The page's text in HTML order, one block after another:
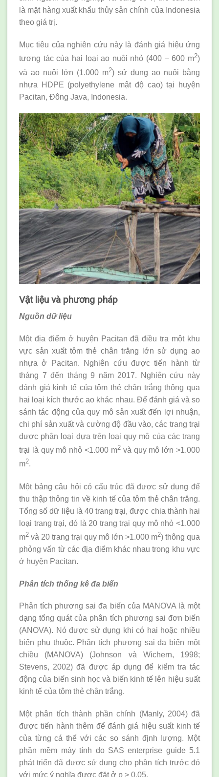
là mặt hàng xuất khẩu thủy sản chính của Indonesia
theo giá trị.
Mục tiêu của nghiên cứu này là đánh giá hiệu ứng
tương tác của hai loại ao nuôi nhỏ (400 – 600 m2)
và ao nuôi lớn (1.000 m2) sử dụng ao nuôi bằng
nhựa HDPE (polyethylene mật độ cao) tại huyện
Pacitan, Đông Java, Indonesia.
Vật liệu và phương pháp
Nguồn dữ liệu
Một địa điểm ở huyện Pacitan đã điều tra một khu
vực sản xuất tôm thẻ chân trắng lớn sử dụng ao
nhựa ở Pacitan. Nghiên cứu được tiến hành từ
tháng 7 đến tháng 9 năm 2017. Nghiên cứu này
đánh giá kinh tế của tôm thẻ chân trắng thông qua
hai loại kích thước ao khác nhau. Để đánh giá và so
sánh tác động của quy mô sản xuất đến lợi nhuận,
chi phí sản xuất và cường độ đầu vào, các trang trại
được phân loại dựa trên loại quy mô của các trang
trại là quy mô nhỏ <1.000 m2và quy mô lớn >1.000
m2.
Một bảng câu hỏi có cấu trúc đã được sử dụng để
thu thập thông tin về kinh tế của tôm thẻ chân trắng.
Tổng số dữ liệu là 40 trang trại, được chia thành hai
loại trang trại, đó là 20 trang trại quy mô nhỏ <1.000
m2 và 20 trang trại quy mô lớn >1.000 m2) thông qua
phỏng vấn từ các địa điểm khác nhau trong khu vực
ở huyện Pacitan.
Phân tích thống kê đa biến
Phân tích phương sai đa biến của MANOVA là một
dạng tổng quát của phân tích phương sai đơn biến
(ANOVA). Nó được sử dụng khi có hai hoặc nhiều
biến phụ thuộc. Phân tích phương sai đa biến một
chiều (MANOVA) (Johnson và Wichern, 1998;
Stevens, 2002) đã được áp dụng để kiểm tra tác
động của biến sinh học và biến kinh tế lên hiệu suất
kinh tế của tôm thẻ chân trắng.
Một phân tích thành phần chính (Manly, 2004) đã
được tiến hành thêm để đánh giá hiệu suất kinh tế
của từng cá thể với các so sánh định lượng. Một
phần mềm máy tính do SAS enterprise guide 5.1
phát triển đã được sử dụng cho phân tích trước đó
với mức ý nghĩa được đặt ở p > 0,05.